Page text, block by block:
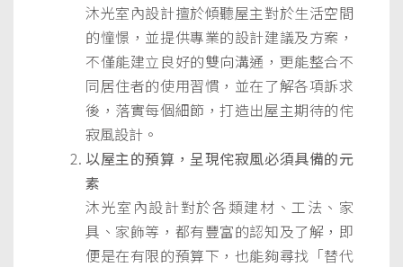
沐光室內設計擅於傾聽屋主對於生活空間
的憧憬，並提供專業的設計建議及方案，
不僅能建立良好的雙向溝通，更能整合不
同居住者的使用習慣，並在了解各項訴求
後，落實每個細節，打造出屋主期待的侘
寂風設計。
以屋主的預算，呈現侘寂風必須具備的元
素
沐光室內設計對於各類建材、工法、家
具、家飾等，都有豐富的認知及了解，即
便是在有限的預算下，也能夠尋找「替代